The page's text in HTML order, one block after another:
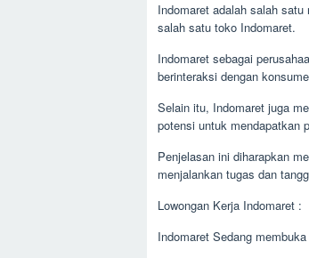
Indomaret adalah salah
salah satu toko Indomaret.
Indomaret sebagai
berinteraksi dengan
Selain itu, Indomaret juga
potensi untuk mendapatkan
Penjelasan ini diharapkan
menjalankan tugas dan
Lowongan Kerja Indomaret :
Indomaret Sedang